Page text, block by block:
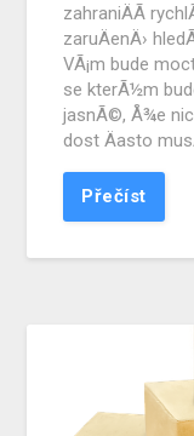
zahraniÄÃ­
zaruÄenÄ›
VÃ¡m bude
se kterÃ½m
jasnÃ©, Å¾e
dost Äasto
Přečíst